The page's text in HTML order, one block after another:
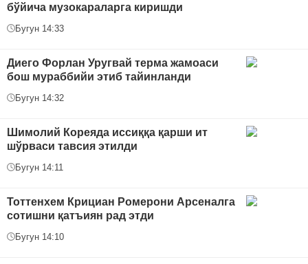
бўйича музокараларга киришди
Бугун 14:33
Диего Форлан Уругвай терма жамоаси
бош мураббийи этиб тайинланди
Бугун 14:32
Шимолий Кореяда иссиққа қарши ит
шўрваси тавсия этилди
Бугун 14:11
Тоттенхем Крициан Ромерони Арсеналга
сотишни қатъиян рад этди
Бугун 14:10